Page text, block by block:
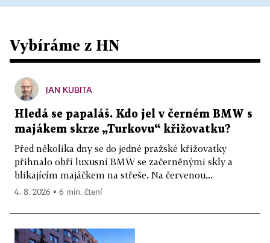
Vybíráme z HN
JAN KUBITA
Hledá se papaláš. Kdo jel v černém BMW s
majákem skrze „Turkovu“ křižovatku?
Před několika dny se do jedné pražské křižovatky
přihnalo obří luxusní BMW se začerněnými skly a
blikajícím majáčkem na střeše. Na červenou...
4. 8. 2026 ▪ 6 min. čtení